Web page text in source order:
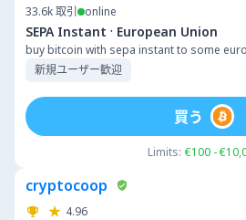
33.6k取引 online
SEPA Instant · European Union
buy bitcoin with sepa instant to some
新規ユーザー歓迎
Limits: €100 -
買う
cryptocoop
4.96